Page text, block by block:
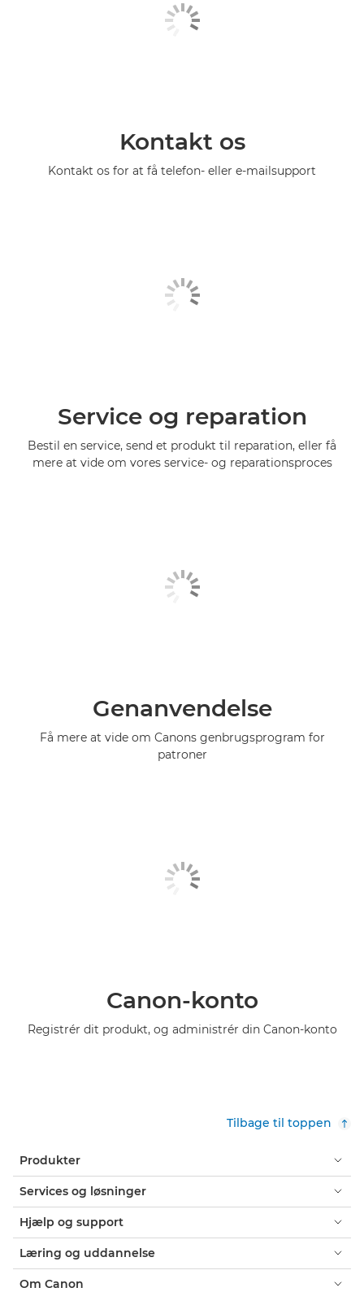
Kontakt os
Kontakt os for at få telefon- eller e-mailsupport
Service og reparation
Bestil en service, send et produkt til reparation, eller få
mere at vide om vores service- og reparationsproces
Genanvendelse
Få mere at vide om Canons genbrugsprogram for
patroner
Canon-konto
Registrér dit produkt, og administrér din Canon-konto
Tilbage til toppen
Produkter
Services og løsninger
Hjælp og support
Læring og uddannelse
Om Canon